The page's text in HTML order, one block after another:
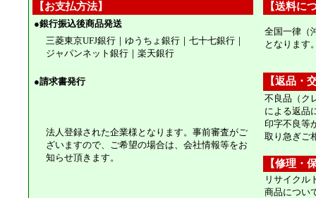
【お支払方法】 【送料に
●銀行振込後商品発送
全国一律（
となります
三菱東京UFJ銀行｜ゆうちょ銀行｜七十七銀行｜
ジャパンネット銀行｜楽天銀行
●請求書発行 【返品・
法人登録された企業様となります。事前審査がご
ざいますので、ご希望の場合は、会社情報等をお
知らせ頂きます。
不良品（ク
による返品
印字不良等
取り急ぎご
【修理・
リサイクル
商品につい